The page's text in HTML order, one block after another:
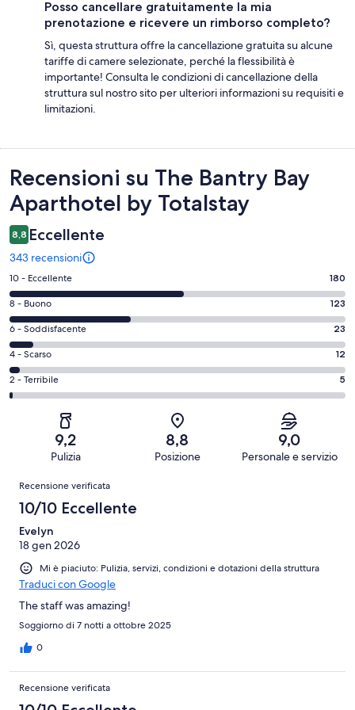
Posso cancellare gratuitamente la mia
prenotazione e ricevere un rimborso completo?
Sì, questa struttura offre la cancellazione gratuita su alcune
tariffe di camere selezionate, perché la flessibilità è
importante! Consulta le condizioni di cancellazione della
struttura sul nostro sito per ulteriori informazioni su requisiti e
limitazioni.
Recensioni
Recensioni su The Bantry Bay
Aparthotel by Totalstay
8,8 Eccellente
343 recensioni
Valutazione
di
10
-
Eccellente.
180
su
343
recensioni
10 - Eccellente 180
Valutazione
di
8
-
Buono.
123
recensioni
8 - Buono 123
Valutazione
di
6
-
Soddisfacente.
recensioni
6 - Soddisfacente 23
Valutazione
di
4
recensioni
4 - Scarso 12
Valutazione
di
Terribile.
su
recensioni
2 - Terribile 5
9,2
Pulizia
8,8
Posizione
9,0
Personale e servizio
Recensioni
Recensione verificata
10/10 Eccellente
Evelyn
18 gen 2026
Mi è piaciuto: Pulizia, servizi, condizioni e dotazioni della struttura
Traduci con Google
The staff was amazing!
Soggiorno di 7 notti a ottobre 2025
0
Recensione verificata